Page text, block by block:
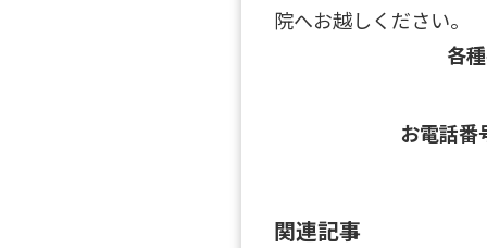
院へお越しください。
各
お電話番
関連記事